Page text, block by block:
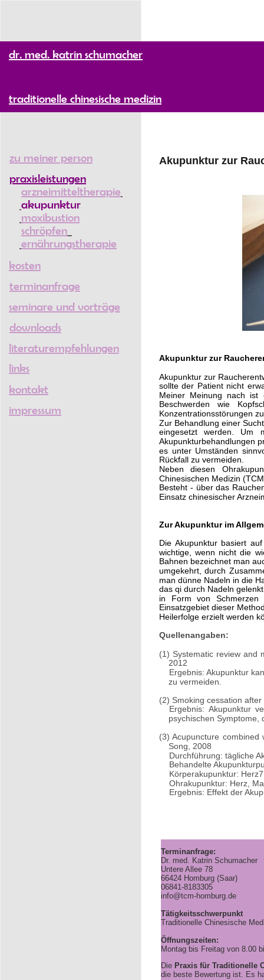
Akupunktur zur
Akupunktur zur
Akupunktur zur
sollte der Patient nicht
Meiner Meinung nach ist
Beschwerden wie
Konzentrationsstörungen
Zur Behandlung einer
eingesetzt werden. Um
Akupunkturbehandlungen
es unter Umständen
Rückfall zu vermeiden.
Neben diesen
Chinesischen Medizin
Besteht - über das
Einsatz chinesischer
Zur Akupunktur im
Die Akupunktur basiert
wichtige, wenn nicht die
Bahnen bezeichnet man
umgekehrt, durch
man dünne Nadeln in die
das qi durch Nadeln
in Form von Schmerzen
Einsatzgebiet dieser
Heilerfolge erzielt werden
Quellenangaben:
(1) Systematic review and
2012
Ergebnis: Akupunktur
zu vermeiden.
(2) Smoking cessation
Ergebnis: Akupunktur
psychischen Symptome,
(3) Acupuncture
Song, 2008
Durchführung: tägliche
Behandelte
Körperakupunktur:
Ohrakupunktur: Herz,
Ergebnis: Effekt der
praxisleistungen
arzneimitteltherapie
akupunktur
moxibustion
schröpfen
ernährungstherapie
zu meiner person
kosten
terminanfrage
seminare und vorträge
downloads
literaturempfehlungen
dr. med. katrin schumacher
traditionelle chinesische medizin
kontakt
impressum
links
Terminanfrage:
Dr. med. Katrin Schumacher
Untere Allee 78
66424 Homburg (Saar)
06841-8183305
info@tcm-homburg.de
Tätigkeitsschwerpunkt
Traditionelle Chinesische
Öffnungszeiten:
Montag bis Freitag von 8.00
Die Praxis für Traditionelle
die beste Bewertung ist. Es